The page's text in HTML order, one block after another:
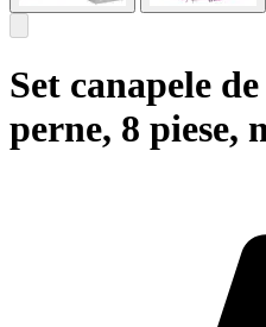
Set canapele
perne, 8 piese,